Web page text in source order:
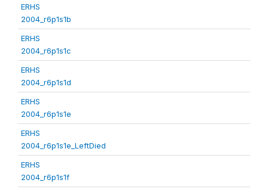
ERHS
2004_r6p1s1b
ERHS
2004_r6p1s1c
ERHS
2004_r6p1s1d
ERHS
2004_r6p1s1e
ERHS
2004_r6p1s1e_LeftDied
ERHS
2004_r6p1s1f